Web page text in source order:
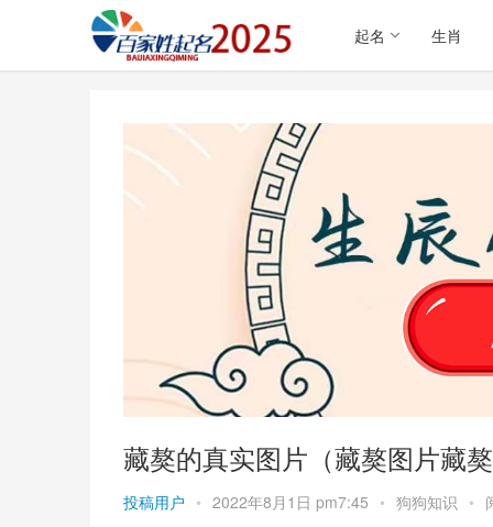
起名 生肖
藏獒的真实图片（藏獒图片藏
投稿用户 • 2022年8月1日 pm7:45 • 狗狗知识 •